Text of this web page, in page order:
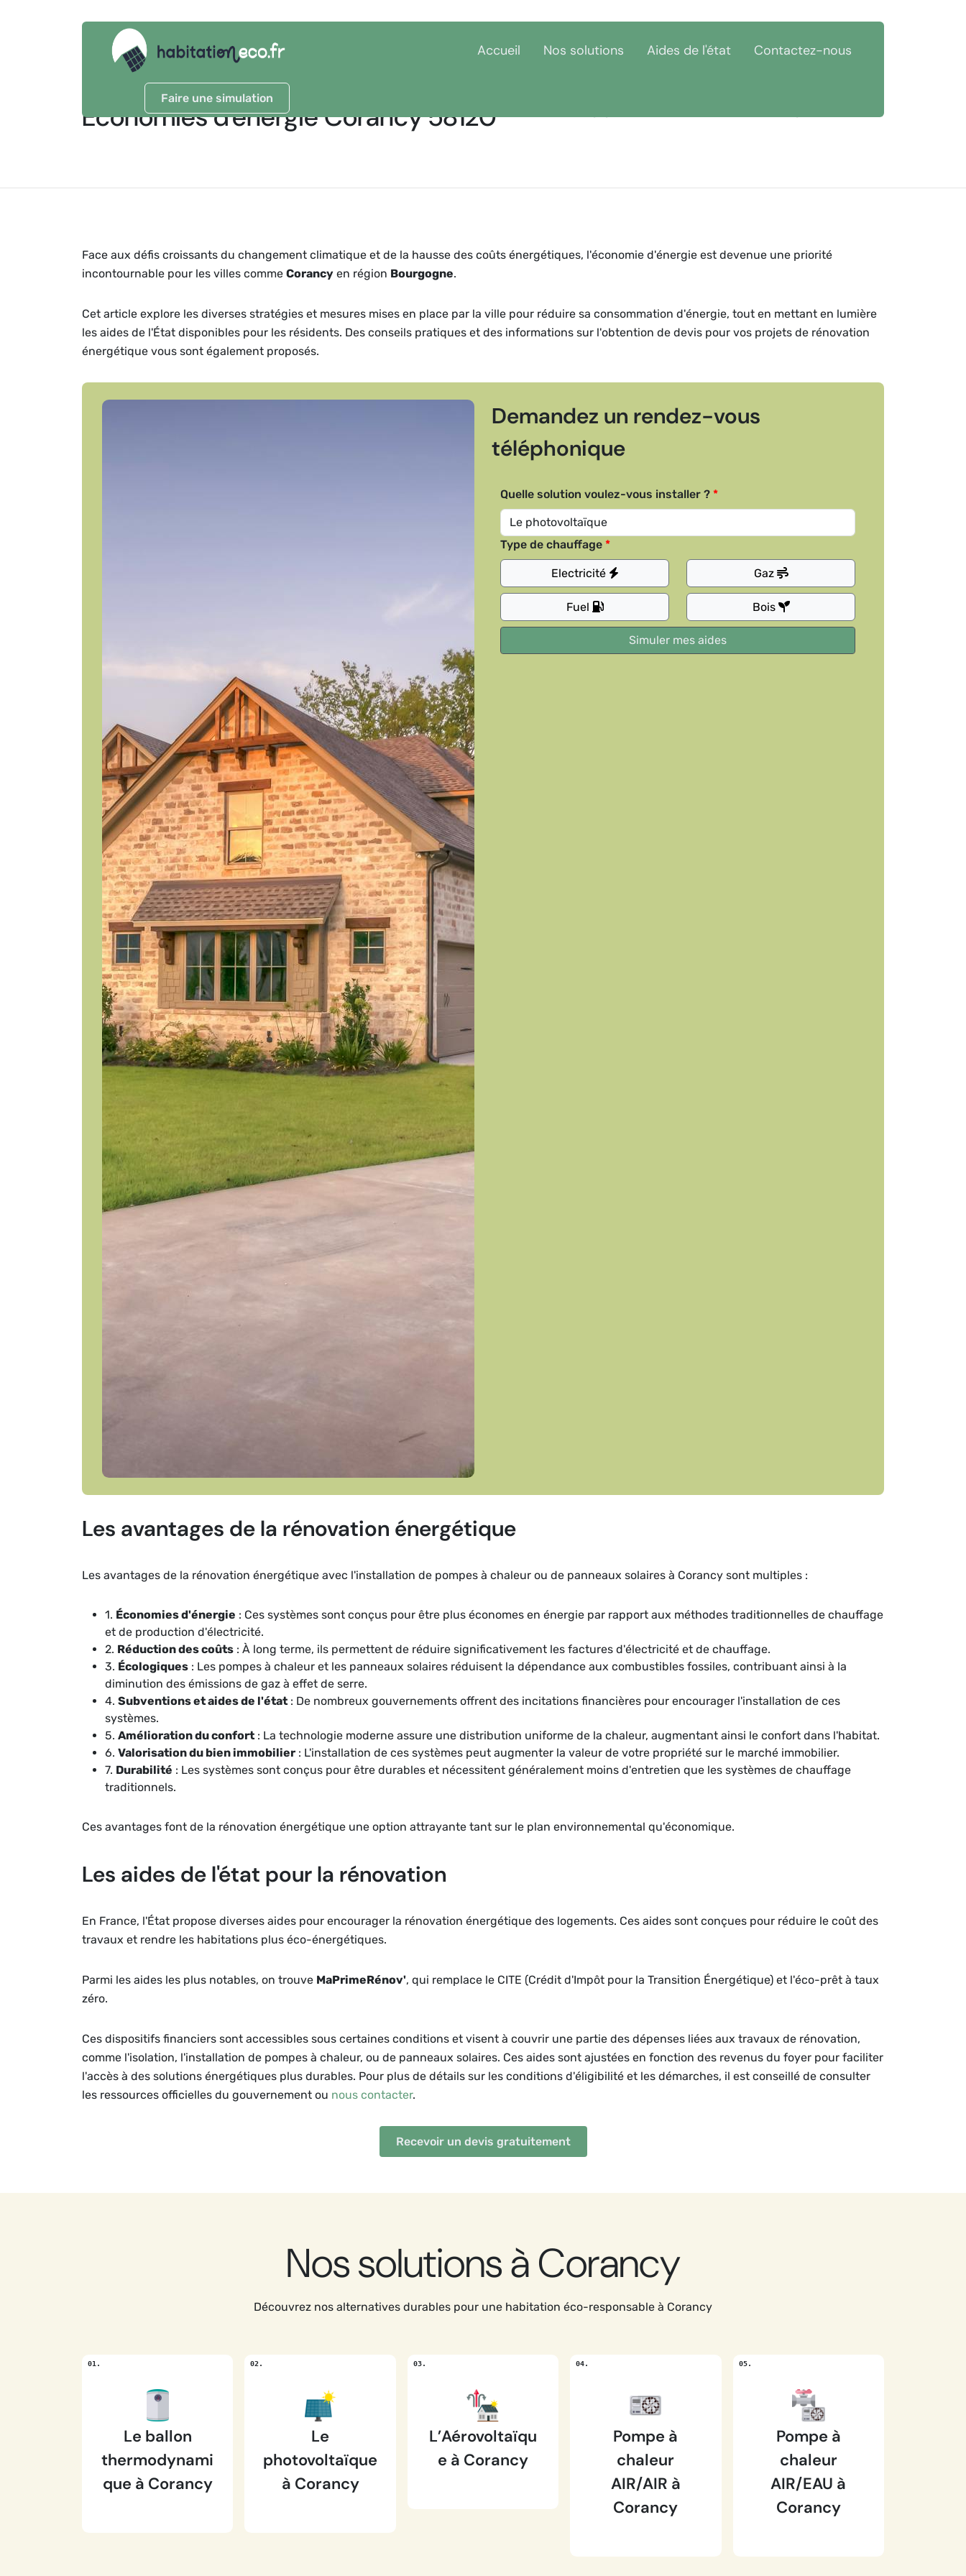
Faire une simulation
Accueil Nos solutions Aides de l'état Contactez-nous
Économies d'énergie Corancy 58120 Économies d'énergie Corancy 58120
Face aux défis croissants du changement climatique et de la hausse des coûts énergétiques, l'économie d'énergie est devenue une priorité
incontournable pour les villes comme Corancy en région Bourgogne.
Cet article explore les diverses stratégies et mesures mises en place par la ville pour réduire sa consommation d'énergie, tout en mettant en lumière
les aides de l'État disponibles pour les résidents. Des conseils pratiques et des informations sur l'obtention de devis pour vos projets de rénovation
énergétique vous sont également proposés.
Demandez un rendez-vous
téléphonique
Quelle solution voulez-vous installer ?
Type de chauffage
Electricité Gaz
Fuel Bois
Les avantages de la rénovation énergétique
Les avantages de la rénovation énergétique avec l'installation de pompes à chaleur ou de panneaux solaires à Corancy sont multiples :
1. Économies d'énergie : Ces systèmes sont conçus pour être plus économes en énergie par rapport aux méthodes traditionnelles de chauffage
et de production d'électricité.
2. Réduction des coûts : À long terme, ils permettent de réduire significativement les factures d'électricité et de chauffage.
3. Écologiques : Les pompes à chaleur et les panneaux solaires réduisent la dépendance aux combustibles fossiles, contribuant ainsi à la
diminution des émissions de gaz à effet de serre.
4. Subventions et aides de l'état : De nombreux gouvernements offrent des incitations financières pour encourager l'installation de ces
systèmes.
5. Amélioration du confort : La technologie moderne assure une distribution uniforme de la chaleur, augmentant ainsi le confort dans l'habitat.
6. Valorisation du bien immobilier : L'installation de ces systèmes peut augmenter la valeur de votre propriété sur le marché immobilier.
7. Durabilité : Les systèmes sont conçus pour être durables et nécessitent généralement moins d'entretien que les systèmes de chauffage
traditionnels.
Ces avantages font de la rénovation énergétique une option attrayante tant sur le plan environnemental qu'économique.
Les aides de l'état pour la rénovation
En France, l'État propose diverses aides pour encourager la rénovation énergétique des logements. Ces aides sont conçues pour réduire le coût des
travaux et rendre les habitations plus éco-énergétiques.
Parmi les aides les plus notables, on trouve MaPrimeRénov', qui remplace le CITE (Crédit d'Impôt pour la Transition Énergétique) et l'éco-prêt à taux
zéro.
Ces dispositifs financiers sont accessibles sous certaines conditions et visent à couvrir une partie des dépenses liées aux travaux de rénovation,
comme l'isolation, l'installation de pompes à chaleur, ou de panneaux solaires. Ces aides sont ajustées en fonction des revenus du foyer pour faciliter
l'accès à des solutions énergétiques plus durables. Pour plus de détails sur les conditions d'éligibilité et les démarches, il est conseillé de consulter
les ressources officielles du gouvernement ou nous contacter.
Recevoir un devis gratuitement
Nos solutions à Corancy
Découvrez nos alternatives durables pour une habitation éco-responsable à Corancy
Le ballon
thermodynami
que à Corancy
Le
photovoltaïque
à Corancy
L’Aérovoltaïqu
e à Corancy
Pompe à
chaleur
AIR/AIR à
Corancy
Pompe à
chaleur
AIR/EAU à
Corancy